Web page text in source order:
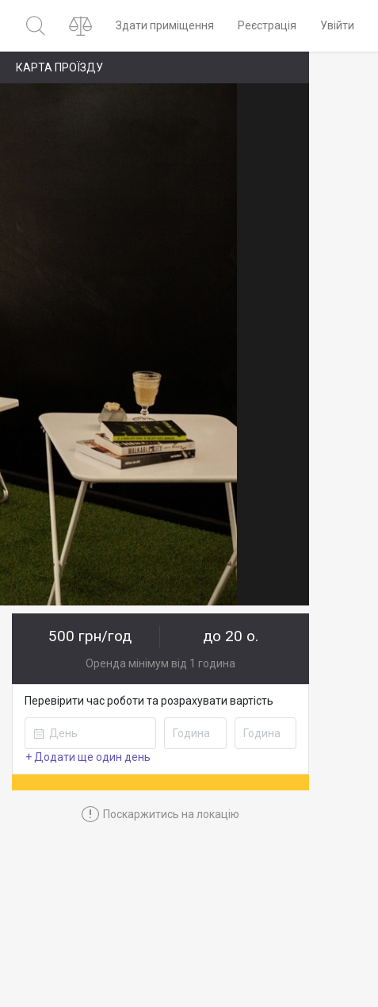
Здати приміщення Реєстрація Увійти
КАРТА ПРОЇЗДУ
500 грн/год до 20 о.
Оренда мінімум від 1 година
Перевірити час роботи та розрахувати вартість
+ Додати ще один день
! Поскаржитись на локацію